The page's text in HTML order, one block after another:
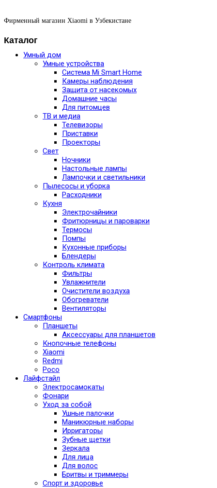
Фирменный магазин Xiaomi в Узбекистане
Каталог
Умный дом
Умные устройства
Система Mi Smart Home
Камеры наблюдения
Защита от насекомых
Домашние часы
Для питомцев
ТВ и медиа
Телевизоры
Приставки
Проекторы
Свет
Ночники
Настольные лампы
Лампочки и светильники
Пылесосы и уборка
Расходники
Кухня
Электрочайники
Фритюрницы и пароварки
Термосы
Помпы
Кухонные приборы
Блендеры
Контроль климата
Фильтры
Увлажнители
Очистители воздуха
Обогреватели
Вентиляторы
Смартфоны
Планшеты
Аксессуары для планшетов
Кнопочные телефоны
Xiaomi
Redmi
Poco
Лайфстайл
Электросамокаты
Фонари
Уход за собой
Ушные палочки
Маникюрные наборы
Ирригаторы
Зубные щетки
Зеркала
Для лица
Для волос
Бритвы и триммеры
Спорт и здоровье